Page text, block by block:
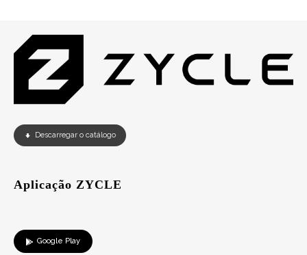
Descarregar o catálogo
Aplicação ZYCLE
Google Play